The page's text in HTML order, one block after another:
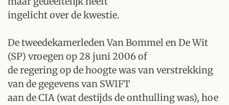
ingelicht over de kwestie.
De tweedekamerleden Van Bommel en De Wit
(SP) vroegen op 28 juni 2006 of
de regering op de hoogte was van verstrekking
van de gegevens van SWIFT
aan de CIA (wat destijds de onthulling was), hoe